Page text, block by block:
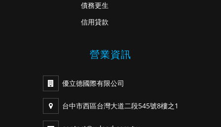
債務更生
信用貸款
營業資訊
優立德國際有限公司
台中市西區台灣大道二段545號8樓之1